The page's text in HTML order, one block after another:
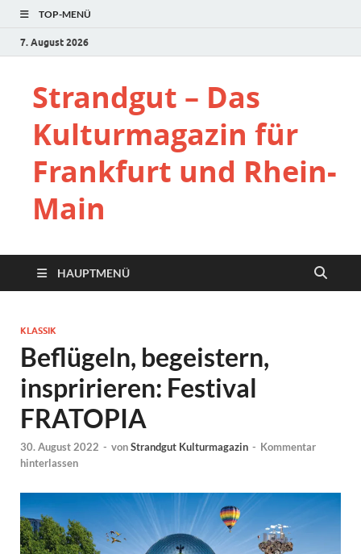
TOP-MENÜ
7. August 2026
Strandgut – Das
Kulturmagazin für
Frankfurt und Rhein-
Main
HAUPTMENÜ
KLASSIK
Beflügeln, begeistern,
inspririeren: Festival
FRATOPIA
30. August 2022 - vonStrandgut Kulturmagazin - Kommentar
hinterlassen